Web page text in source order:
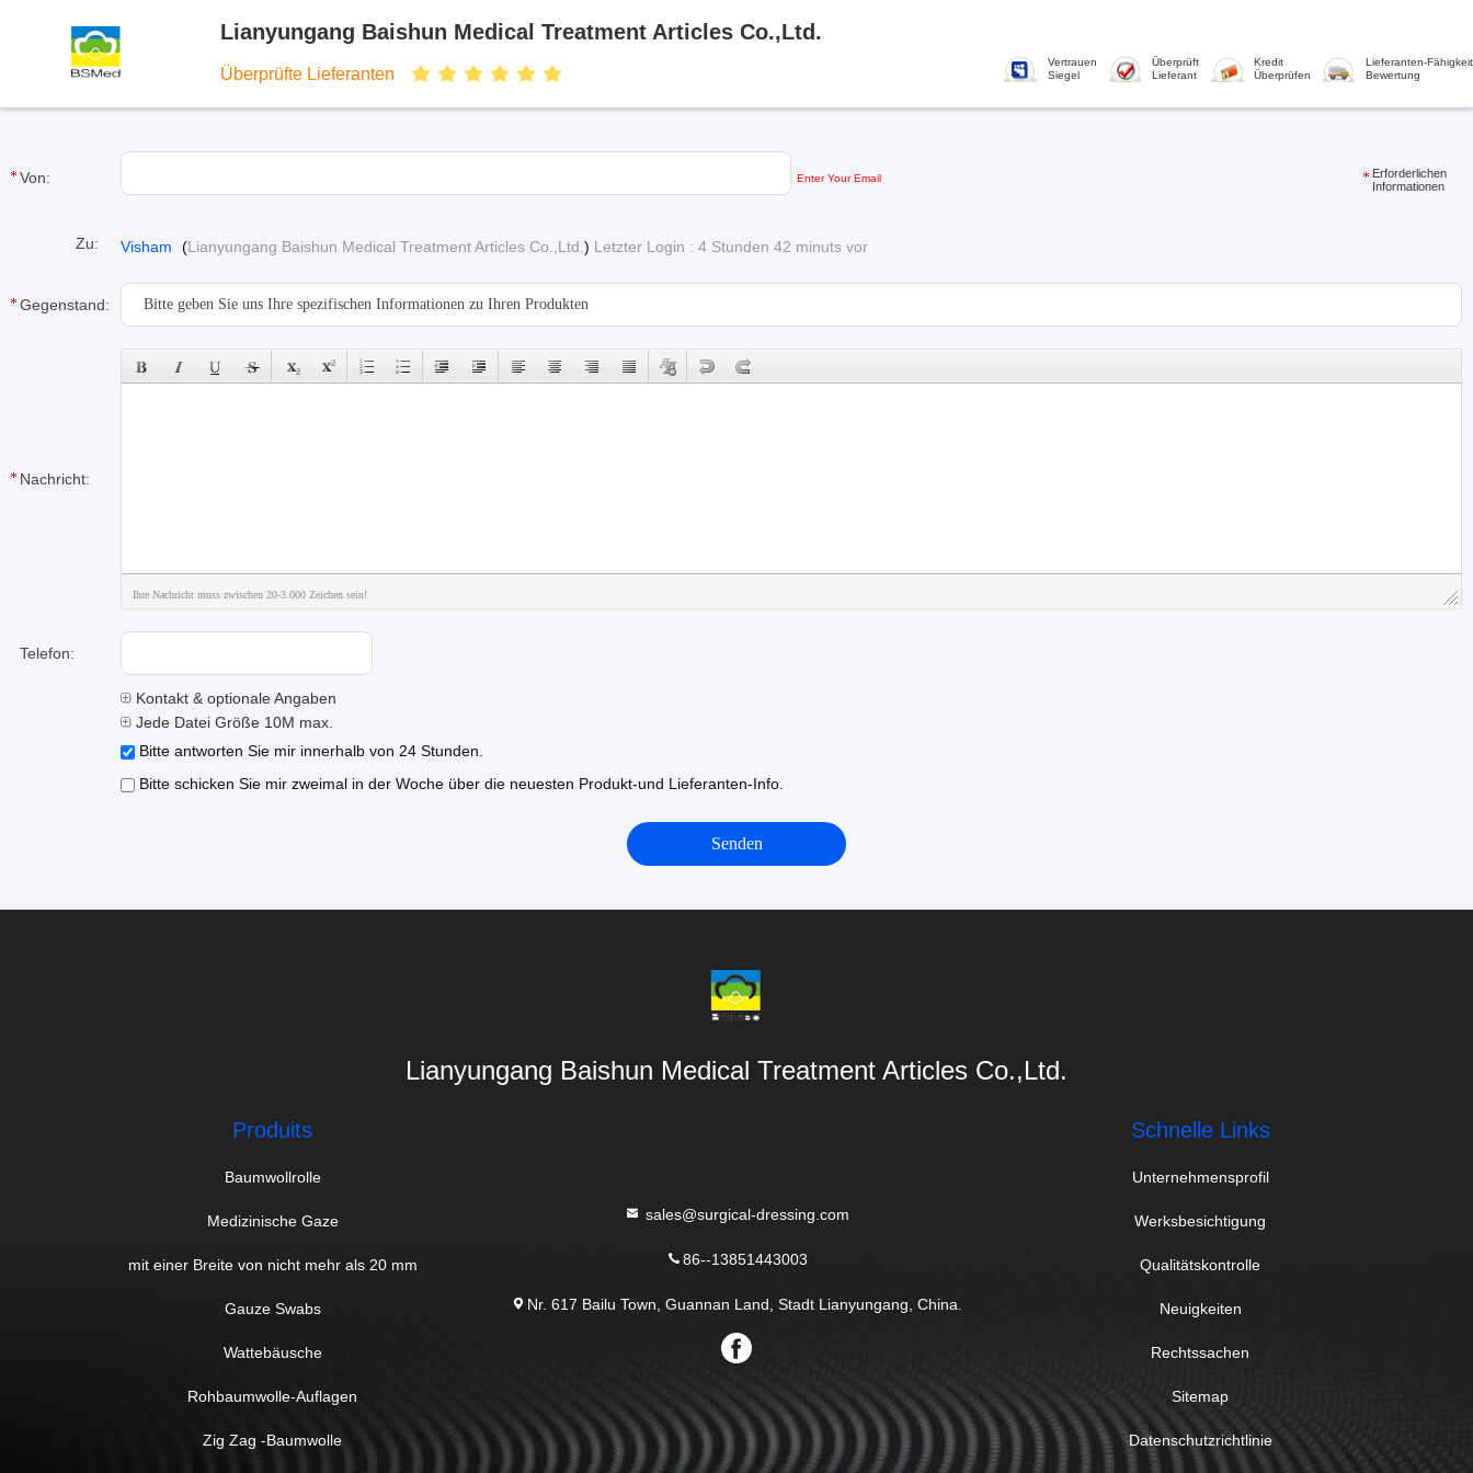
Lianyungang Baishun Medical Treatment Articles Co.,Ltd.
Überprüfte Lieferanten
Vertrauen
Siegel
Überprüft
Lieferant
Kredit
Überprüfen
Lieferanten-Fähigkeit
Bewertung
Von: Enter Your Email
Erforderlichen
Informationen
Zu: Visham (Lianyungang Baishun Medical Treatment Articles Co.,Ltd. ) Letzter Login : 4 Stunden 42 minuts vor
Gegenstand:
Nachricht:
Ihre Nachricht muss zwischen 20-3.000 Zeichen sein!
Telefon:
Kontakt & optionale Angaben
Jede Datei Größe 10M max.
Bitte antworten Sie mir innerhalb von 24 Stunden.
Bitte schicken Sie mir zweimal in der Woche über die neuesten Produkt-und Lieferanten-Info.
Lianyungang Baishun Medical Treatment Articles Co.,Ltd.
Produits
Baumwollrolle
Medizinische Gaze
mit einer Breite von nicht mehr als 20 mm
Gauze Swabs
Wattebäusche
Rohbaumwolle-Auflagen
Zig Zag -Baumwolle
sales@surgical-dressing.com
86--13851443003
Nr. 617 Bailu Town, Guannan Land, Stadt Lianyungang, China.
Schnelle Links
Unternehmensprofil
Werksbesichtigung
Qualitätskontrolle
Neuigkeiten
Rechtssachen
Sitemap
Datenschutzrichtlinie